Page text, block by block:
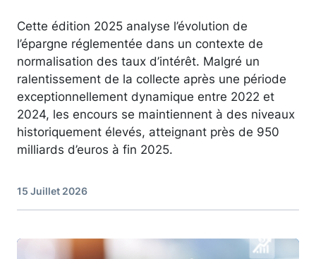
Cette édition 2025 analyse l’évolution de
l’épargne réglementée dans un contexte de
normalisation des taux d’intérêt. Malgré un
ralentissement de la collecte après une période
exceptionnellement dynamique entre 2022 et
2024, les encours se maintiennent à des niveaux
historiquement élevés, atteignant près de 950
milliards d’euros à fin 2025.
15 Juillet 2026